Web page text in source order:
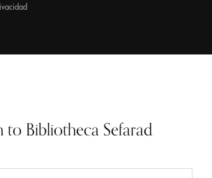
to Bibliotheca Sefarad